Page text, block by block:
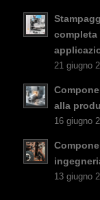
completa
21 giugno
alla
16 giugno
13 giugno
RU
NL
PL
TR
ES
JA
KO